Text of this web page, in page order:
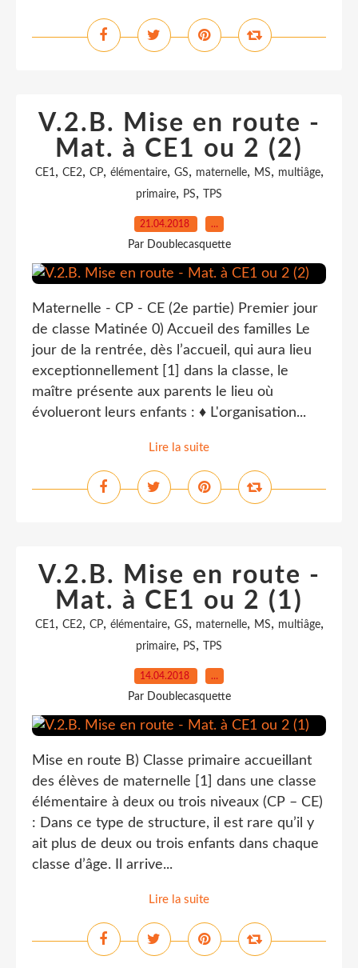
V.2.B. Mise en route -
Mat. à CE1 ou 2 (2)
CE1, CE2, CP, élémentaire, GS, maternelle, MS, multiâge,
primaire, PS, TPS
21.04.2018 …
Par Doublecasquette
Maternelle - CP - CE (2e partie) Premier jour
de classe Matinée 0) Accueil des familles Le
jour de la rentrée, dès l’accueil, qui aura lieu
exceptionnellement [1] dans la classe, le
maître présente aux parents le lieu où
évolueront leurs enfants : ♦ L'organisation...
Lire la suite
V.2.B. Mise en route -
Mat. à CE1 ou 2 (1)
CE1, CE2, CP, élémentaire, GS, maternelle, MS, multiâge,
primaire, PS, TPS
14.04.2018 …
Par Doublecasquette
Mise en route B) Classe primaire accueillant
des élèves de maternelle [1] dans une classe
élémentaire à deux ou trois niveaux (CP – CE)
: Dans ce type de structure, il est rare qu’il y
ait plus de deux ou trois enfants dans chaque
classe d’âge. Il arrive...
Lire la suite